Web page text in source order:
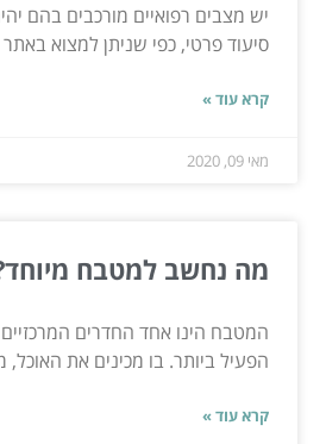
יש מצבים רפואיים מורכבים בהם
סיעוד פרטי, כפי שניתן למצוא
קרא עוד »
מאי 09, 2020
מה נחשב למטבח
המטבח הינו אחד החדרים
הפעיל ביותר. בו מכינים את האוכל,
קרא עוד »